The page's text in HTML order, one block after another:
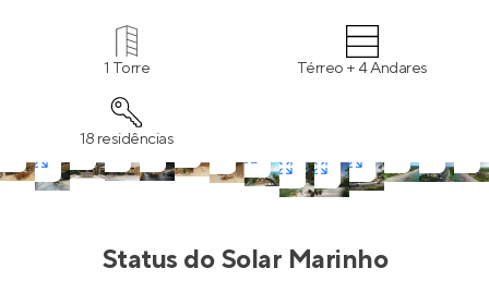
1 Torre Térreo + 4 Andares
18 residências
Status doSolar Marinho